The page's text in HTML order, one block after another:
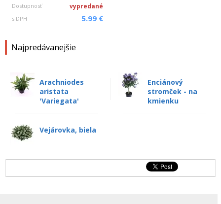
Dostupnosť vypredané
s DPH 5.99 €
Najpredávanejšie
Arachniodes
aristata
'Variegata'
Enciánový
stromček - na
kmienku
Vejárovka, biela